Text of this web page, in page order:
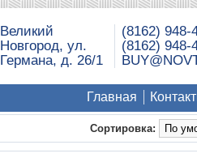
Великий
Новгород, ул.
Германа, д. 26/1
(8162) 948-
(8162) 948-
Главная
Сортировка: